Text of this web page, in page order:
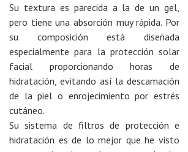
Su textura es parecida a la de un gel,
pero tiene una absorción muy rápida. Por
su composición está diseñada
especialmente para la protección solar
facial proporcionando horas de
hidratación, evitando así la descamación
de la piel o enrojecimiento por estrés
cutáneo.
Su sistema de filtros de protección e
hidratación es de lo mejor que he visto